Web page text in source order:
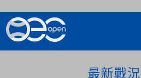
最新戰況